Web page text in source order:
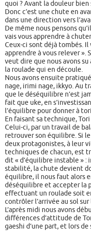
quoi ? Avant la douleur bien
Donc c’est une chute en
dans une direction vers
De même nous pensons
vais vous apprendre à
Ceux-ci sont déjà tombés. Il
apprendre à vous relever ».
veut dire que nous avons
la roulade qui en découle.
Nous avons ensuite
nage, irimi nage, ikkyo. Au
que le déséquilibre n’est
fait que uke, en
l’équilibre pour donner à
En faisant sa technique,
Celui-ci, par un travail de
retrouver son équilibre. Si
deux protagonistes, à leur
techniques de chacun, est
dit « d’équilibre instable »
stabilité, la chute devient
équilibre, il nous faut alors
déséquilibre et accepter la
effectuant un roulade soit
contrôler l’arrivée au sol
L’après midi nous avons
différences d’attitude de
gaeshi d’une part, et lors